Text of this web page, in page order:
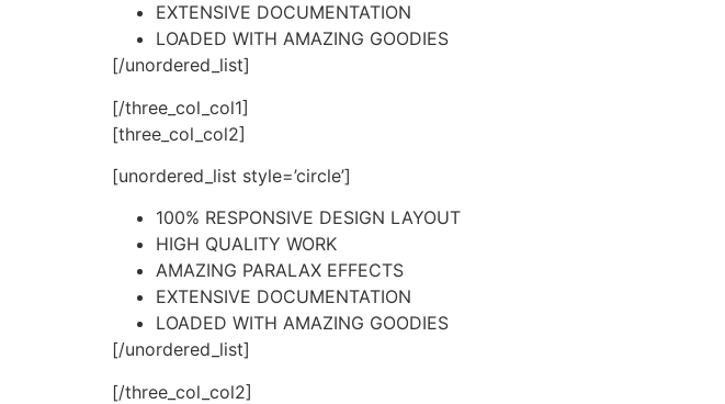
EXTENSIVE DOCUMENTATION
LOADED WITH AMAZING GOODIES
[/unordered_list]
[/three_col_col1]
[three_col_col2]
[unordered_list style=’circle’]
100% RESPONSIVE DESIGN LAYOUT
HIGH QUALITY WORK
AMAZING PARALAX EFFECTS
EXTENSIVE DOCUMENTATION
LOADED WITH AMAZING GOODIES
[/unordered_list]
[/three_col_col2]